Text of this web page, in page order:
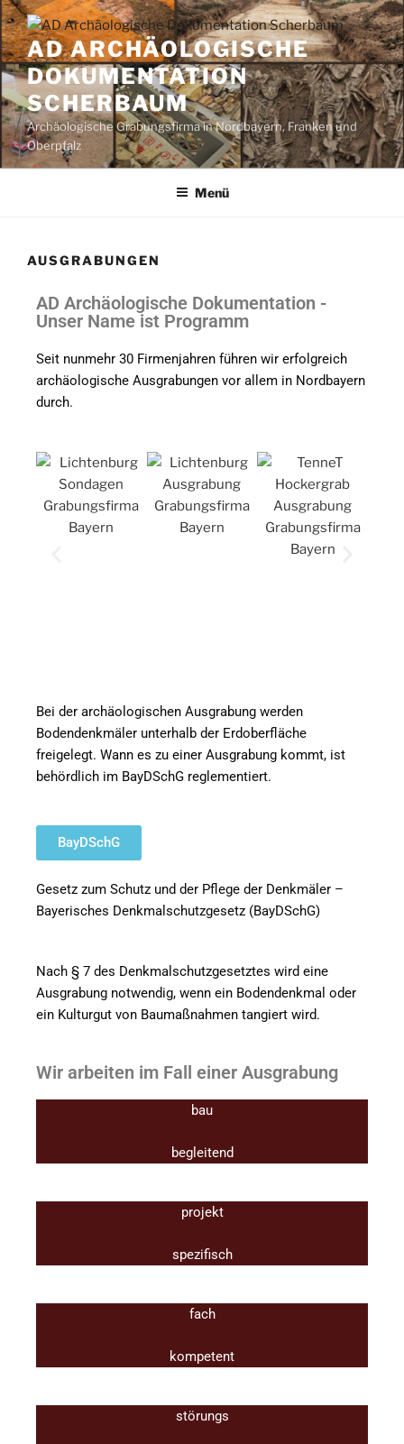
AD ARCHÄOLOGISCHE
DOKUMENTATION
SCHERBAUM
Archäologische Grabungsfirma in Nordbayern, Franken und
Oberpfalz
Menü
AUSGRABUNGEN
AD Archäologische Dokumentation -
Unser Name ist Programm
Seit nunmehr 30 Firmenjahren führen wir erfolgreich
archäologische Ausgrabungen vor allem in Nordbayern
durch.
Bei der archäologischen Ausgrabung werden
Bodendenkmäler unterhalb der Erdoberfläche
freigelegt. Wann es zu einer Ausgrabung kommt, ist
behördlich im BayDSchG reglementiert.
BayDSchG
Gesetz zum Schutz und der Pflege der Denkmäler –
Bayerisches Denkmalschutzgesetz (BayDSchG)
Nach § 7 des Denkmalschutzgesetztes wird eine
Ausgrabung notwendig, wenn ein Bodendenkmal oder
ein Kulturgut von Baumaßnahmen tangiert wird.
Wir arbeiten im Fall einer Ausgrabung
bau
begleitend
projekt
spezifisch
fach
kompetent
störungs